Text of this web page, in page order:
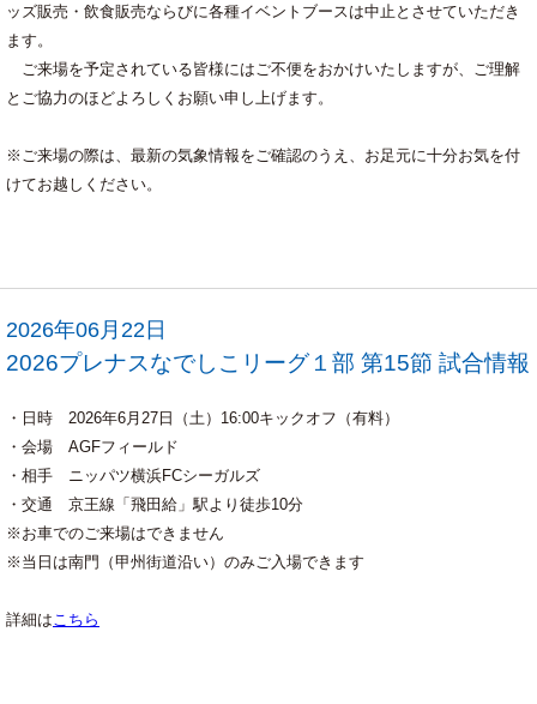
ッズ販売・飲食販売ならびに各種イベントブースは中止とさせていただき
ます。
ご来場を予定されている皆様にはご不便をおかけいたしますが、ご理解
とご協力のほどよろしくお願い申し上げます。
※ご来場の際は、最新の気象情報をご確認のうえ、お足元に十分お気を付
けてお越しください。
2026年06月22日
2026プレナスなでしこリーグ１部 第15節 試合情報
・日時 2026年6月27日（土）16:00キックオフ（有料）
・会場 AGFフィールド
・相手 ニッパツ横浜FCシーガルズ
・交通 京王線「飛田給」駅より徒歩10分
※お車でのご来場はできません
※当日は南門（甲州街道沿い）のみご入場できます
詳細は こちら